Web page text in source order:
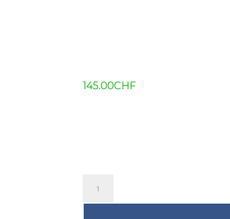
145.00CHF
simple
articulation